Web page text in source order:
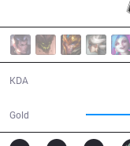
KDA
Gold